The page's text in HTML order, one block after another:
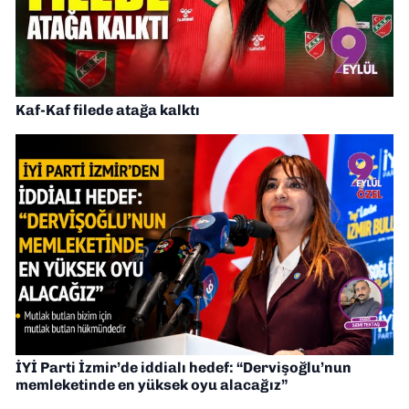
Kaf-Kaf filede atağa kalktı
İYİ Parti İzmir’de iddialı hedef: “Dervişoğlu’nun
memleketinde en yüksek oyu alacağız”